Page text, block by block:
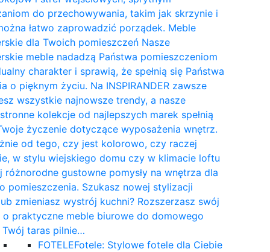
do przechowywania, takim jak skrzynie i
łatwo zaprowadzić porządek. Meble
dla Twoich pomieszczeń Nasze
meble nadadzą Państwa pomieszczeniom
charakter i sprawią, że spełnią się Państwa
o pięknym życiu. Na INSPIRANDER zawsze
wszystkie najnowsze trendy, a nasze
kolekcje od najlepszych marek spełnią
życzenie dotyczące wyposażenia wnętrz.
od tego, czy jest kolorowo, czy raczej
w stylu wiejskiego domu czy w klimacie loftu
różnorodne gustowne pomysły na wnętrza dla
pomieszczenia. Szukasz nowej stylizacji
zmieniasz wystrój kuchni? Rozszerzasz swój
o praktyczne meble biurowe do domowego
Twój taras pilnie…
FOTELEFotele: Stylowe fotele dla Ciebie